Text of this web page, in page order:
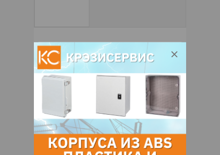
+ 375 Показать телефоны
www.bvgranigliatrici.it
sales@bvgranigliatrici.it
20020, Италия, Lombardia - Milano,
Legnano, Via Fravelli, 12